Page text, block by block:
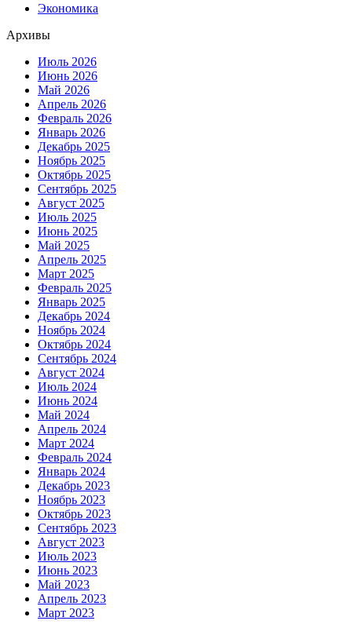
Экономика
Архивы
Июль 2026
Июнь 2026
Май 2026
Апрель 2026
Февраль 2026
Январь 2026
Декабрь 2025
Ноябрь 2025
Октябрь 2025
Сентябрь 2025
Август 2025
Июль 2025
Июнь 2025
Май 2025
Апрель 2025
Март 2025
Февраль 2025
Январь 2025
Декабрь 2024
Ноябрь 2024
Октябрь 2024
Сентябрь 2024
Август 2024
Июль 2024
Июнь 2024
Май 2024
Апрель 2024
Март 2024
Февраль 2024
Январь 2024
Декабрь 2023
Ноябрь 2023
Октябрь 2023
Сентябрь 2023
Август 2023
Июль 2023
Июнь 2023
Май 2023
Апрель 2023
Март 2023